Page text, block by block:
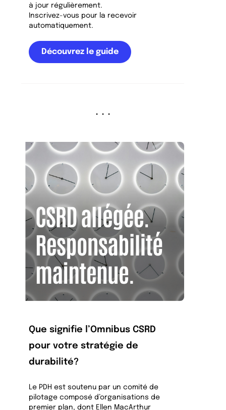
à jour régulièrement.
Inscrivez-vous pour la recevoir
automatiquement.
Découvrez le guide
. . .
Que signifie l’Omnibus CSRD
pour votre stratégie de
durabilité?
Le PDH est soutenu par un comité de
pilotage composé d’organisations de
premier plan, dont Ellen MacArthur